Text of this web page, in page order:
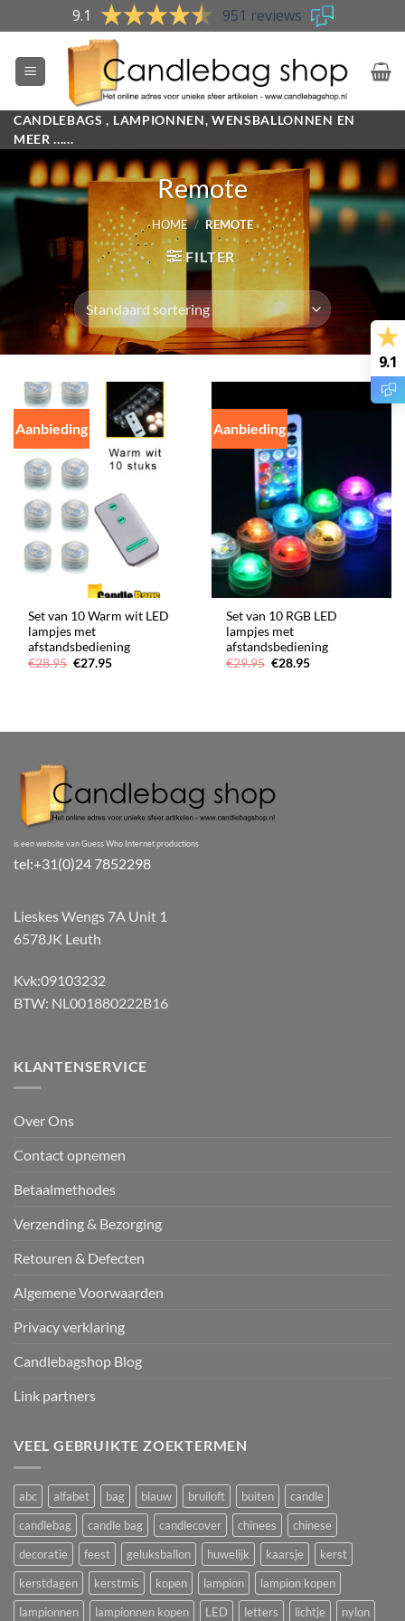
to
content
9.1 951 reviews
CANDLEBAGS , LAMPIONNEN, WENSBALLONNEN EN
MEER ......
Remote
HOME / REMOTE
FILTER
Aanbieding
Set van 10 Warm wit LED
lampjes met
afstandsbediening
€28.95 Oorspronkelijke
€27.95Huidige
Aanbieding
Set van 10 RGB LED
lampjes met
afstandsbediening
€29.95 Oorspronkelijke
€28.95Huidige
is een website van Guess Who Internet productions
tel:+31(0)24 7852298
Lieskes Wengs 7A Unit 1
6578JK Leuth
Kvk:09103232
BTW: NL001880222B16
KLANTENSERVICE
Over Ons
Contact opnemen
Betaalmethodes
Verzending & Bezorging
Retouren & Defecten
Algemene Voorwaarden
Privacy verklaring
Candlebagshop Blog
Link partners
VEEL GEBRUIKTE ZOEKTERMEN
abc alfabet bag blauw bruiloft buiten
candle
candlebag
candle bag candlecover chinees
chinese
decoratie
feest geluksballon huwelijk kaarsje
kerst
kerstdagen
kerstmis kopen lampion
lampion kopen
lampionnen
lampionnen kopen LED letters lichtje nylon
9.1